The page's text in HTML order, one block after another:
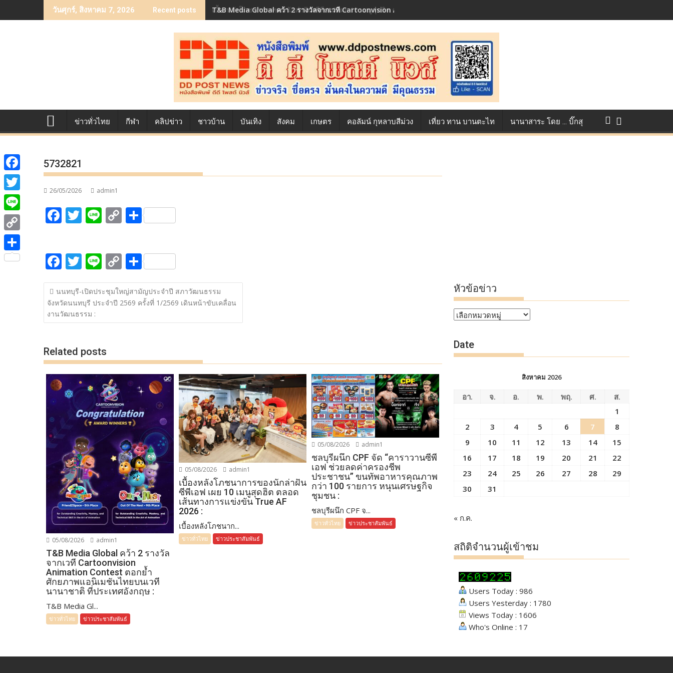
to
วันศุกร์, สิงหาคม 7, 2026 Recent posts T&B Media Global คว้า 2 รางวัลจากเวที Cartoonvision Animation Contest ตอกย้ำศักยภาพแอนิเมชันไทยบนเวทีนานาชาติ ที่ประเทศอังกฤษ :
เบื้องหลังโภชนาการของนักล่าฝัน ซีพีเอฟ เผย 10 เมนูสุดฮิต ตลอดเส้นทางการแข่งขัน True AF 2026 :
ข่าวทั่วไทย กีฬา คลิปข่าว ชาวบ้าน บันเทิง สังคม เกษตร คอลัมน์ กุหลาบสีม่วง เที่ยว ทาน บานตะไท นานาสาระ โดย … บิ๊กสุ
5732821
26/05/2026 admin1
F
ac
b
o
o
k
T
w
er
Li
n
C
o
y
Li
n
k
S
h
e
F
ac
e
b
o
k
T
w
itt
er
Li
n
e
C
o
p
y
Li
k
S
h
ar
e
แนะแนว
เรื่อง
นนทบุรี-เปิดประชุมใหญ่สามัญประจำปี สภาวัฒนธรรม
จังหวัดนนทบุรี ประจำปี 2569 ครั้งที่ 1/2569 เดินหน้าขับเคลื่อน
งานวัฒนธรรม :
Related posts
05/08/2026 admin1
T&B Media Global คว้า 2 รางวัล
จากเวที Cartoonvision
Animation Contest ตอกย้ำ
ศักยภาพแอนิเมชันไทยบนเวที
นานาชาติ ที่ประเทศอังกฤษ :
T&B Media Gl...
ข่าวทั่วไทย ข่าวประชาสัมพันธ์
05/08/2026 admin1
เบื้องหลังโภชนาการของนักล่าฝัน
ซีพีเอฟ เผย 10 เมนูสุดฮิต ตลอด
เส้นทางการแข่งขัน True AF
2026 :
เบื้องหลังโภชนาก...
ข่าวทั่วไทย ข่าวประชาสัมพันธ์
05/08/2026 admin1
ชลบุรีผนึก CPF จัด “คาราวานซีพี
เอฟ ช่วยลดค่าครองชีพ
ประชาชน” ขนทัพอาหารคุณภาพ
กว่า 100 รายการ หนุนเศรษฐกิจ
ชุมชน :
ชลบุรีผนึก CPF จ...
ข่าวทั่วไทย ข่าวประชาสัมพันธ์
หัวข้อข่าว
หัวข้อ
Date
สิงหาคม 2026
อา. จ. อ. พ. พฤ. ศ.
ส.
1
2
3 4 5 6 7
8
9
10 11 12 13 14
15
16
17 18 19 20 21
22
23
24 25 26 27 28
29
30
31
« ก.ค.
สถิติจำนวนผู้เข้าชม
Users Today : 986
Users Yesterday : 1780
Views Today : 1606
Who's Online : 17
F
a
c
e
b
o
T
w
i
t
t
L
i
n
C
o
S